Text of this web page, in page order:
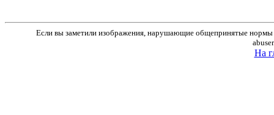
Если вы заметили изображения, нарушающие общепринятые нормы
На